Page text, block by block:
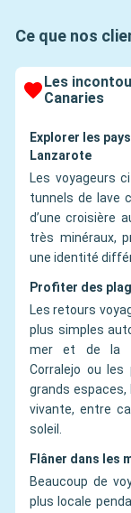
Ce que nos
Les
Canaries
Explorer les
Lanzarote
Les voyageurs
tunnels de lave
d’une croisière
très minéraux,
une identité
Profiter des
Les retours
plus simples
mer et de la
Corralejo ou les
grands
vivante, entre
soleil.
Flâner dans les
Beaucoup de
plus locale